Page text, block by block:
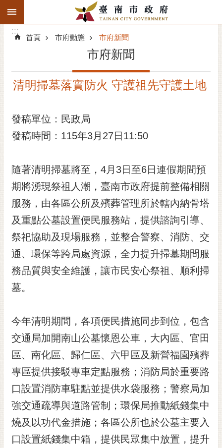
跳到主要內容區塊
搜
階
精彩府城
市府團隊
市政資訊
市民互動
黃
哲
螢
光
桐
花
祭
網
站
導
覽
閱
:::
:::
首頁 市府動態 市府新聞
市府新聞
清明掃墓落實防火 守護祖先守護土地
發稿單位：民政局
發稿時間：115年3月27日11:50
隨著清明掃墓將至，4月3日至6日連假期間預
期將湧現祭祖人潮，臺南市政府提前整備相關
服務，由各區公所及殯葬管理所於轄內納骨塔
及重點公墓設置便民服務站，提供諮詢引導、
祭祀協助及現場服務，並整合警察、消防、交
通、環保等跨局處資源，全力提升掃墓期間服
務品質與安全維護，讓市民安心祭祖、順利掃
墓。
今年清明期間，各項便民措施同步到位，包含
交通局加開南山公墓懷恩公車，大內區、官田
區、南化區、歸仁區、六甲區及新營福園殯葬
專區提供接駁專車定點服務；消防局於重要路
口設置消防車駐點並提供水袋服務；警察局加
強交通疏導與道路管制；環保局推動紙錢集中
燒及以功代金措施；各區公所也於公墓主要入
口設置紙錢集中箱，提供民眾集中放置，提升